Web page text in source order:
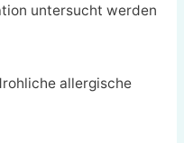
untersucht werden
allergische